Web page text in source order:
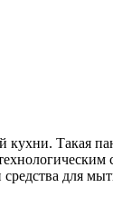
Такая
для